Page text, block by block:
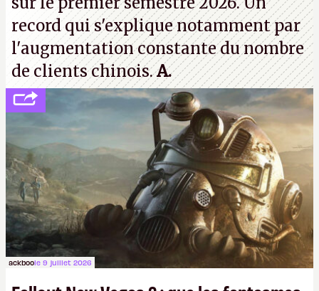
record qui s'explique notamment par
l'augmentation constante du nombre
de clients chinois.A.
ackboole 9 juillet 2026